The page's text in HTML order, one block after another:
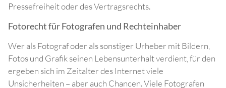
Pressefreiheit oder des Vertragsrechts.
Fotorecht für Fotografen und Rechteinhaber
Wer als Fotograf oder als sonstiger Urheber mit Bildern,
Fotos und Grafik seinen Lebensunterhalt verdient, für den
ergeben sich im Zeitalter des Internet viele
Unsicherheiten – aber auch Chancen. Viele Fotografen